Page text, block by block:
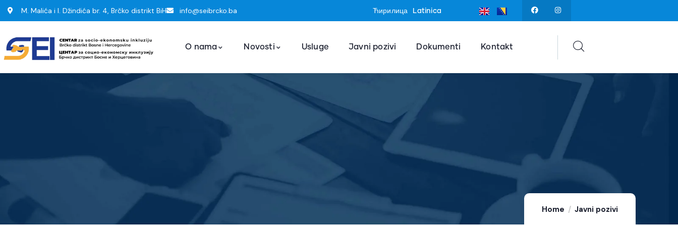
M. Malića i I. Džindića br. 4, Brčko distrikt BiH info@seibrcko.ba Ћирилица Latinica
O nama Novosti Usluge Javni pozivi Dokumenti Kontakt
Home Javni pozivi